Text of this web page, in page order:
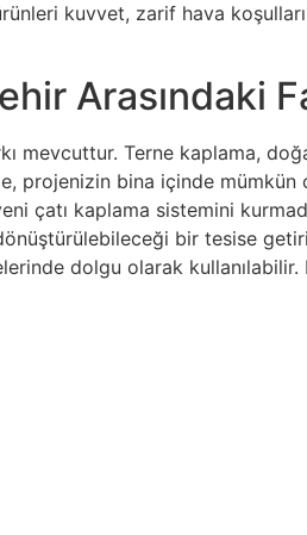
kuvvet, zarif hava
Arasındaki
mevcuttur. Terne kaplama,
projenizin bina içinde
çatı kaplama sistemini
bir tesise
dolgu olarak